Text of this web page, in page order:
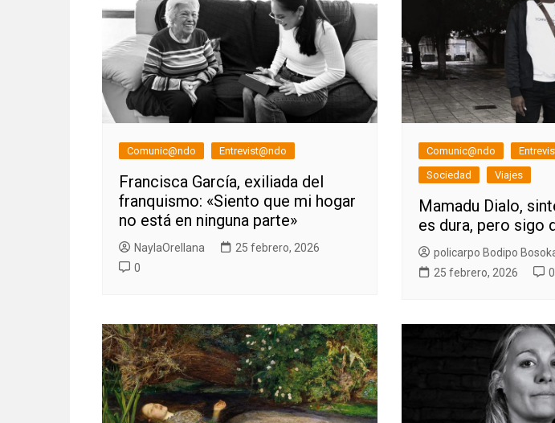
Comunic@ndo Entrevist@ndo
Francisca García, exiliada del
franquismo: «Siento que mi hogar
no está en ninguna parte»
NaylaOrellana
25 febrero, 2026
0
Comunic@ndo
Sociedad
Viajes
Mamadu Dialo,
es dura, pero sigo
policarpo Bodipo
25 febrero, 2026
0